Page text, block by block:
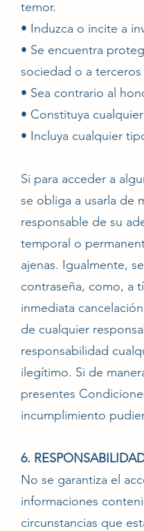
temor.
• Induzca o incite a
• Se encuentra
sociedad o a
• Sea contrario al
• Constituya
• Incluya cualquier
Si para acceder a
se obliga a usarla de
responsable de su
temporal o
ajenas. Igualmente,
contraseña, como, a
inmediata
de cualquier
responsabilidad
ilegítimo. Si de
presentes
incumplimiento
6.
No se garantiza el
informaciones
circunstancias que